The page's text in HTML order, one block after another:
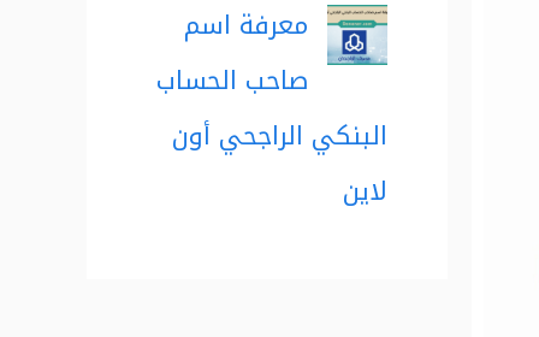
معرفة اسم
صاحب الحساب
البنكي الراجحي أون
لاين